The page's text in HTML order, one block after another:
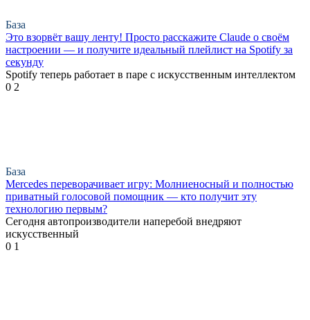
База
Это взорвёт вашу ленту! Просто расскажите Claude о своём
настроении — и получите идеальный плейлист на Spotify за
секунду
Spotify теперь работает в паре с искусственным интеллектом
0 2
База
Mercedes переворачивает игру: Молниеносный и полностью
приватный голосовой помощник — кто получит эту
технологию первым?
Сегодня автопроизводители наперебой внедряют
искусственный
0 1